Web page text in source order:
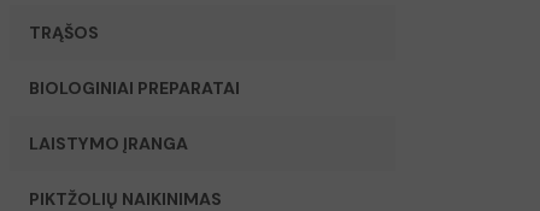
TRĄŠOS
BIOLOGINIAI PREPARATAI
LAISTYMO ĮRANGA
PIKTŽOLIŲ NAIKINIMAS